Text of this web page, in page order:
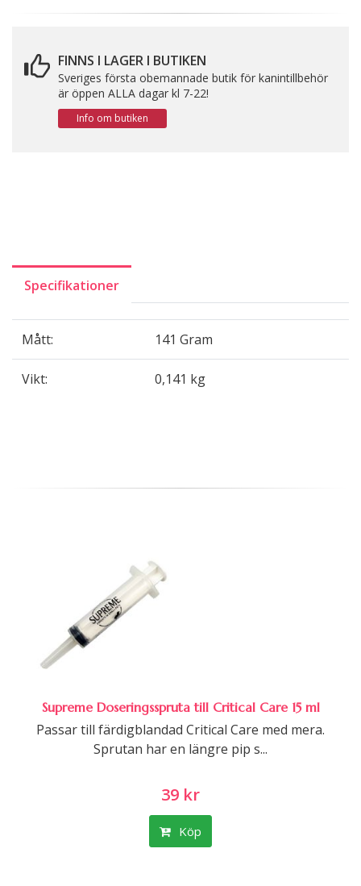
FINNS I LAGER I BUTIKEN
Sveriges första obemannade butik för kanintillbehör
är öppen ALLA dagar kl 7-22!
Info om butiken
Specifikationer
Mått: 141 Gram
Vikt: 0,141 kg
Supreme Doseringsspruta till Critical Care 15 ml
Passar till färdigblandad Critical Care med mera.
Sprutan har en längre pip s...
39 kr
Köp